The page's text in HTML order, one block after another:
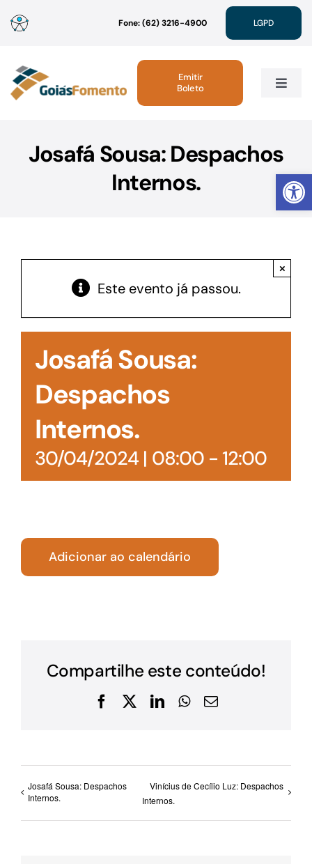
Abrir
para
conteúdo
Fone: (62) 3216-4900 LGPD
Toggle
Linhas de Crédito
Acesso à Informação
Emitir
Boleto
Josafá Sousa: Despachos
Internos.
Este evento já passou.
×
Josafá Sousa:
Despachos
Internos.
30/04/2024 | 08:00- 12:00
Adicionar ao calendário
Compartilhe este conteúdo!
Facebook
X LinkedInWhatsApp
E-
Josafá Sousa: Despachos
Internos.
Vinícius de Cecílio Luz: Despachos
Internos.